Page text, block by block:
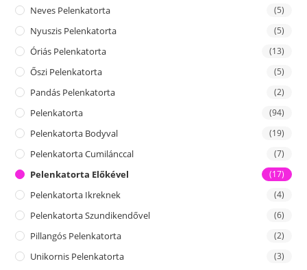
Neves Pelenkatorta (5)
Nyuszis Pelenkatorta (5)
Óriás Pelenkatorta (13)
Őszi Pelenkatorta (5)
Pandás Pelenkatorta (2)
Pelenkatorta (94)
Pelenkatorta Bodyval (19)
Pelenkatorta Cumilánccal (7)
Pelenkatorta Előkével (17)
Pelenkatorta Ikreknek (4)
Pelenkatorta Szundikendővel (6)
Pillangós Pelenkatorta (2)
Unikornis Pelenkatorta (3)